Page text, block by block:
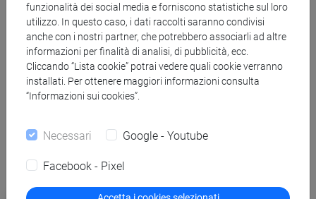
Banca Dati Nazionale dei Contratti Pubblici
Torna all'elenco dei bandi
funzionalità dei social media e forniscono statistiche sul loro
utilizzo. In questo caso, i dati raccolti saranno condivisi
anche con i nostri partner, che potrebbero associarli ad altre
informazioni per finalità di analisi, di pubblicità, ecc.
Cliccando “Lista cookie” potrai vedere quali cookie verranno
installati. Per ottenere maggiori informazioni consulta
“Informazioni sui cookies”.
Necessari Google - Youtube
Facebook - Pixel